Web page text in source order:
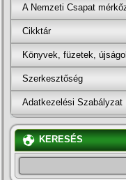
A Nemzeti Csapat
Cikktár
Könyvek, füzetek,
Szerkesztőség
Adatkezelési Szabályzat
KERESÉS